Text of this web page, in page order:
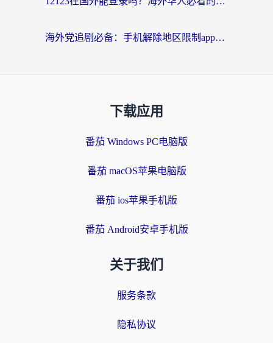
海外党追剧必备：手机解除地区限制app怎么选？解决央视视频&国内剧地区限制全指南
下载应用
番茄 Windows PC电脑版
番茄 macOS苹果电脑版
番茄 ios苹果手机版
番茄 Android安卓手机版
关于我们
服务条款
隐私协议